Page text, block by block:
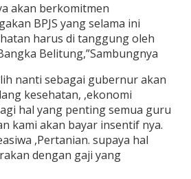
akan berkomitmen
BPJS yang selama ini
harus di tanggung oleh
Belitung,”Sambungnya
nanti sebagai gubernur akan
kesehatan, ,ekonomi
hal yang penting semua guru
kami akan bayar insentif nya.
,Pertanian. supaya hal
dengan gaji yang